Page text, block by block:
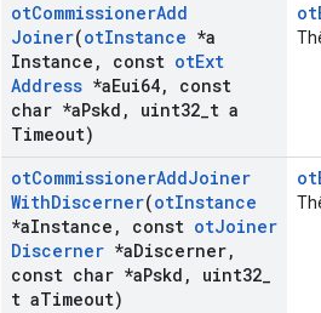
otCommissionerAdd
Joiner(otInstance *a
Instance , const otExt
Address *aEui64,
const
char *aPskd , uint32 t a
Timeout)
otCommissionerAddJoiner
WithDiscerner(otInstance
*aInstance , const otJoiner
Discerner *aDiscerner,
const char *aPskd , uint32
t aTimeout)